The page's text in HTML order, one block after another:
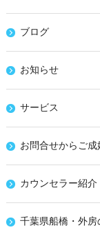
ブログ
お知らせ
サービス
お問合せからご
カウンセラー紹介
千葉県船橋・外房